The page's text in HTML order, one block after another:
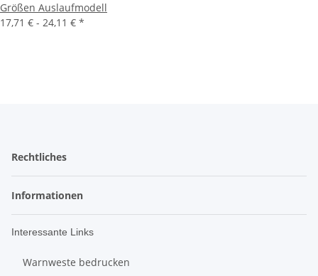
Größen Auslaufmodell
17,71 € - 24,11 € *
Rechtliches
Informationen
Interessante Links
Warnweste bedrucken